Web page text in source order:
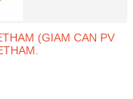
(GIAM CAN PV